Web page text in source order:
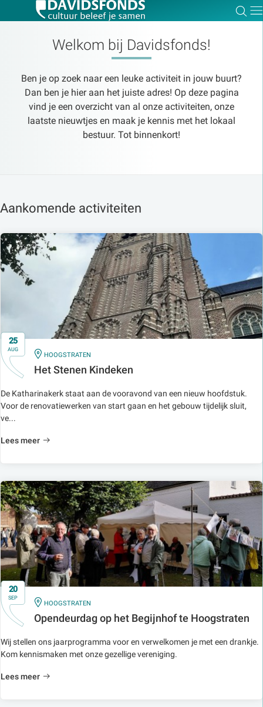
Welkom bij Davidsfonds!
Ben je op zoek naar een leuke activiteit in jouw buurt?
Dan ben je hier aan het juiste adres! Op deze pagina
vind je een overzicht van al onze activiteiten, onze
laatste nieuwtjes en maak je kennis met het lokaal
bestuur. Tot binnenkort!
Aankomende activiteiten
25
AUG
IN
HOOGSTRATEN
Het Stenen Kindeken
De Katharinakerk staat aan de vooravond van een nieuw hoofdstuk.
Voor de renovatiewerken van start gaan en het gebouw tijdelijk sluit,
ve...
Lees meer
20
SEP
IN
HOOGSTRATEN
Opendeurdag op het Begijnhof te Hoogstraten
Wij stellen ons jaarprogramma voor en verwelkomen je met een drankje.
Kom kennismaken met onze gezellige vereniging.
Lees meer
Zoeken